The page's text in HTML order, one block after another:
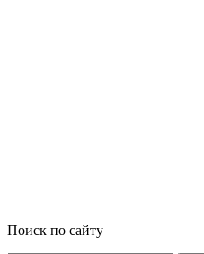
Поиск по сайту